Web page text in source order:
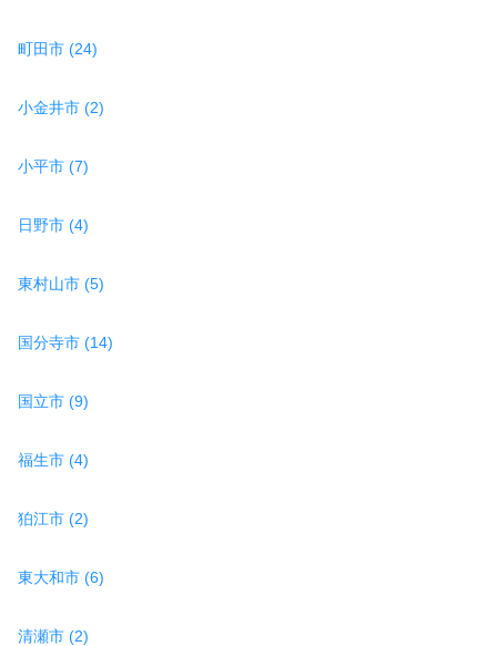
町田市 (24)
小金井市 (2)
小平市 (7)
日野市 (4)
東村山市 (5)
国分寺市 (14)
国立市 (9)
福生市 (4)
狛江市 (2)
東大和市 (6)
清瀬市 (2)